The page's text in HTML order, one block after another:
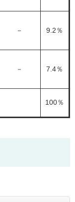
－ 9.2％
－ 7.4％
100％